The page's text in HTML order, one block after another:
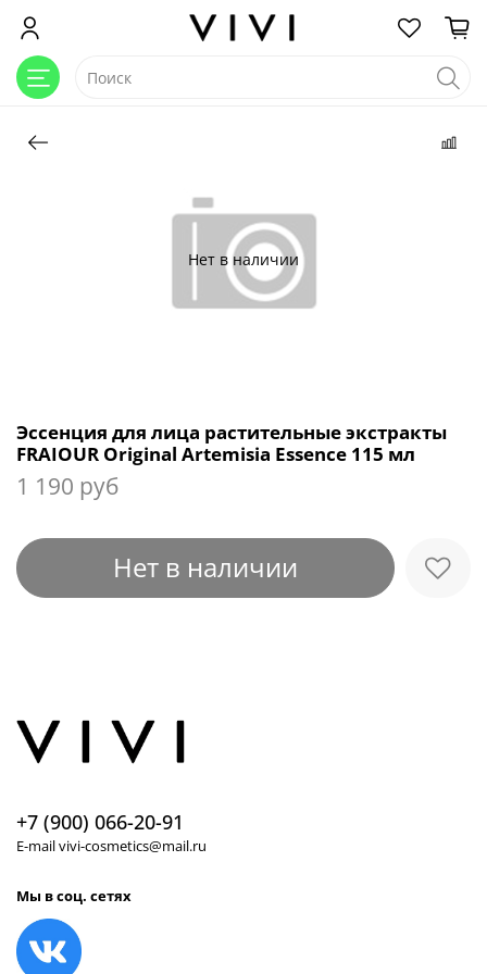
Нет в наличии
Эссенция для лица растительные экстракты
FRAIOUR Original Artemisia Essence 115 мл
1 190 руб
Нет в наличии
+7 (900) 066-20-91
E-mail vivi-cosmetics@mail.ru
Мы в соц. сетях